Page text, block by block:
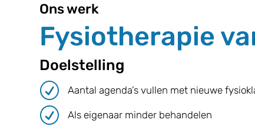
Ons werk
Fysiotherapie
Doelstelling
R Aantal agenda’s vullen met nieuwe
R Als eigenaar minder behandelen